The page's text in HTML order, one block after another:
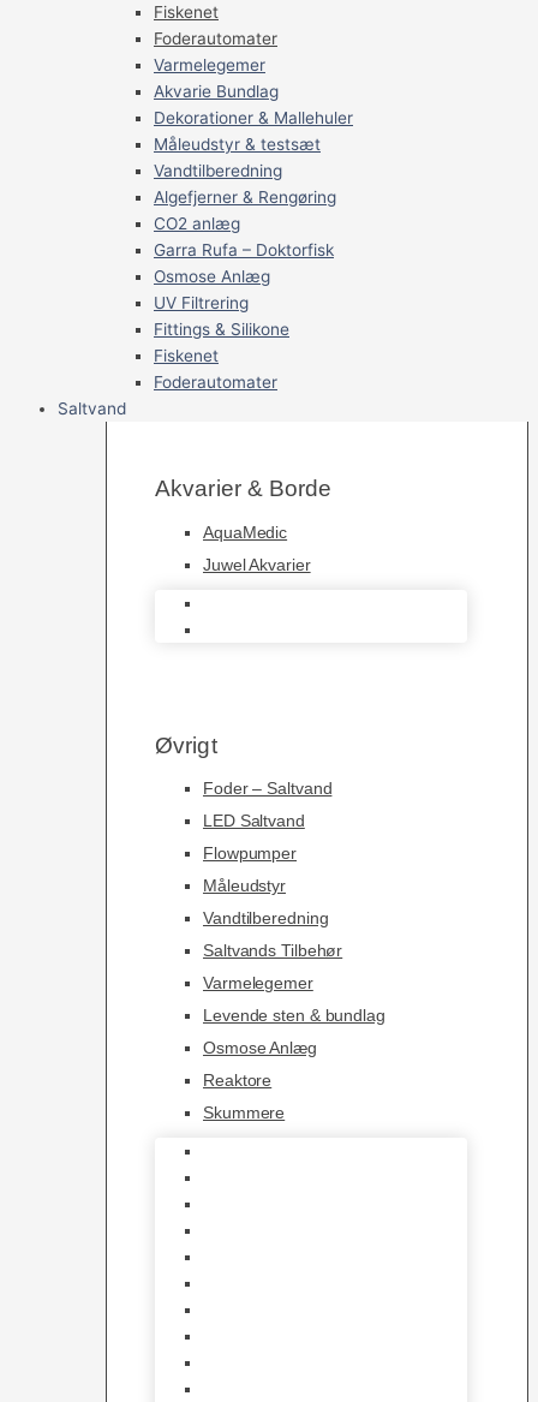
Fiskenet
Foderautomater
Varmelegemer
Akvarie Bundlag
Dekorationer & Mallehuler
Måleudstyr & testsæt
Vandtilberedning
Algefjerner & Rengøring
CO2 anlæg
Garra Rufa – Doktorfisk
Osmose Anlæg
UV Filtrering
Fittings & Silikone
Fiskenet
Foderautomater
Saltvand
Akvarier & Borde
AquaMedic
Juwel Akvarier
Øvrigt
Foder – Saltvand
LED Saltvand
Flowpumper
Måleudstyr
Vandtilberedning
Saltvands Tilbehør
Varmelegemer
Levende sten & bundlag
Osmose Anlæg
Reaktore
Skummere